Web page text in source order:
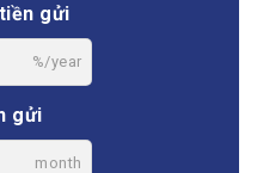
gửi
%/year
gửi
month